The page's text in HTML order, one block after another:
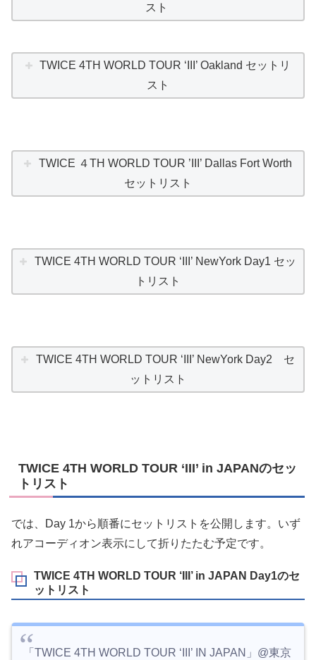
スト
TWICE 4TH WORLD TOUR ‘III’ Oakland セットリ
スト
TWICE ４TH WORLD TOUR ’III’ Dallas Fort Worth
セットリスト
TWICE 4TH WORLD TOUR ‘III’ NewYork Day1 セッ
トリスト
TWICE 4TH WORLD TOUR ‘III’ NewYork Day2 セ
ットリスト
TWICE 4TH WORLD TOUR ‘III’ in JAPANのセッ
トリスト
では、Day 1から順番にセットリストを公開します。いず
れアコーディオン表示にして折りたたむ予定です。
TWICE 4TH WORLD TOUR ‘III’ in JAPAN Day1のセ
ットリスト
「TWICE 4TH WORLD TOUR ‘III’ IN JAPAN」@東京